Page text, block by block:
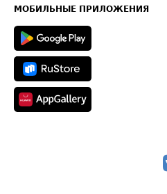
Техническая информация
МОБИЛЬНЫЕ ПРИЛОЖЕНИЯ